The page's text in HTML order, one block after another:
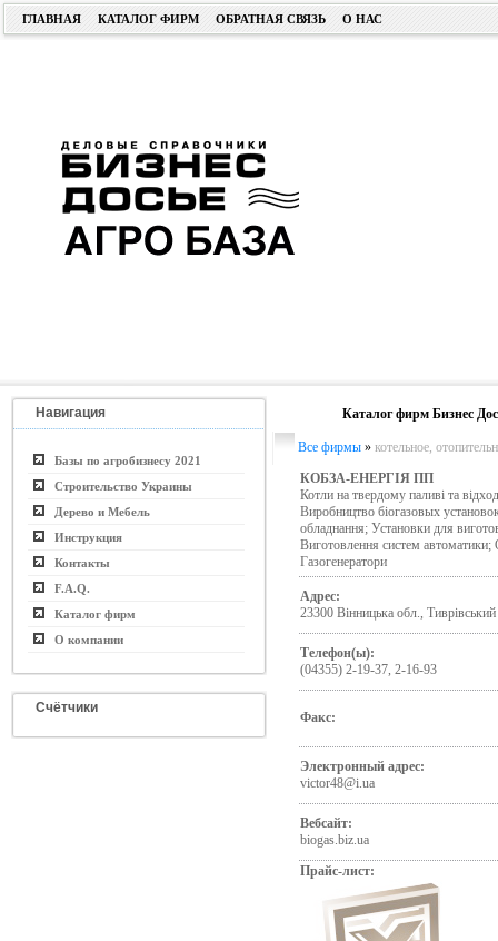
ГЛАВНАЯ КАТАЛОГ ФИРМ ОБРАТНАЯ СВЯЗЬ О НАС
Навигация
Базы по агробизнесу 2021
Строительство Украины
Дерево и Мебель
Инструкция
Контакты
F.A.Q.
Каталог фирм
О компании
Счётчики
Каталог фирм Бизнес
Все фирмы » котельное,
КОБЗА-ЕНЕРГІЯ ПП
Котли на твердому паливі та
Виробництво біогазовых
обладнання; Установки для
Виготовлення систем
Газогенератори
Адрес:
23300 Вінницька обл.,
Телефон(ы):
(04355) 2-19-37, 2-16-93
Факс:
Электронный адрес:
victor48@i.ua
Вебсайт:
biogas.biz.ua
Прайс-лист: